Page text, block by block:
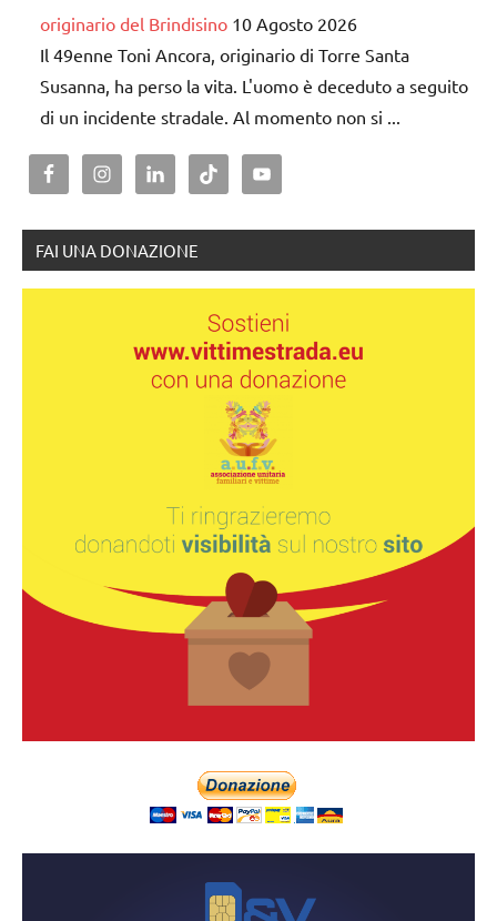
originario del Brindisino 10 Agosto 2026
Il 49enne Toni Ancora, originario di Torre Santa
Susanna, ha perso la vita. L'uomo è deceduto a seguito
di un incidente stradale. Al momento non si ...
FAI UNA DONAZIONE